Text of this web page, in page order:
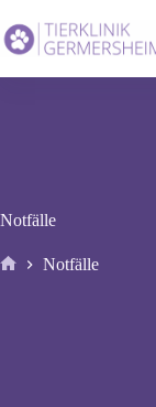
Inhalt
springen
Notfälle
Notfälle